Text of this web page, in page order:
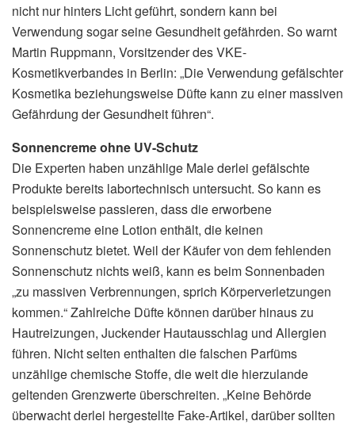
nicht nur hinters Licht geführt, sondern kann bei
Verwendung sogar seine Gesundheit gefährden. So warnt
Martin Ruppmann, Vorsitzender des VKE-
Kosmetikverbandes in Berlin: „Die Verwendung gefälschter
Kosmetika beziehungsweise Düfte kann zu einer massiven
Gefährdung der Gesundheit führen“.
Sonnencreme ohne UV-Schutz
Die Experten haben unzählige Male derlei gefälschte
Produkte bereits labortechnisch untersucht. So kann es
beispielsweise passieren, dass die erworbene
Sonnencreme eine Lotion enthält, die keinen
Sonnenschutz bietet. Weil der Käufer von dem fehlenden
Sonnenschutz nichts weiß, kann es beim Sonnenbaden
„zu massiven Verbrennungen, sprich Körperverletzungen
kommen.“ Zahlreiche Düfte können darüber hinaus zu
Hautreizungen, Juckender Hautausschlag und Allergien
führen. Nicht selten enthalten die falschen Parfüms
unzählige chemische Stoffe, die weit die hierzulande
geltenden Grenzwerte überschreiten. „Keine Behörde
überwacht derlei hergestellte Fake-Artikel, darüber sollten